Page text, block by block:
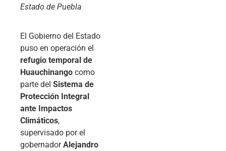
Estado de Puebla
El Gobierno del Estado
puso en operación el
refugio temporal de
Huauchinango como
parte del Sistema de
Protección Integral
ante Impactos
Climáticos,
supervisado por el
gobernadorAlejandro